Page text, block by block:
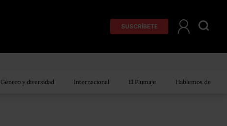
SUSCRÍBETE
Género y diversidad Internacional El Plumaje Hablemos de